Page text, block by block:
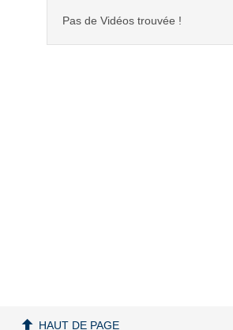
Pas de Vidéos trouvée !
HAUT DE PAGE